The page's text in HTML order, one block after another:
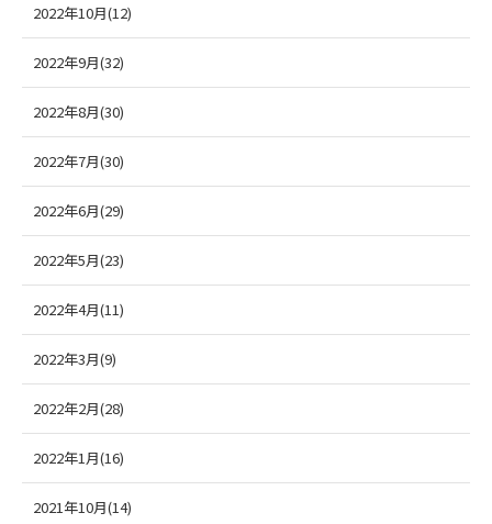
2022年10月(12)
2022年9月(32)
2022年8月(30)
2022年7月(30)
2022年6月(29)
2022年5月(23)
2022年4月(11)
2022年3月(9)
2022年2月(28)
2022年1月(16)
2021年10月(14)